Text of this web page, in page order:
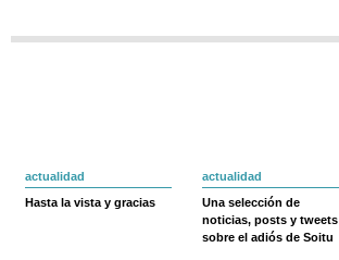
actualidad
Hasta la vista y gracias
actualidad
Una selección de
noticias, posts y tweets
sobre el adiós de Soitu